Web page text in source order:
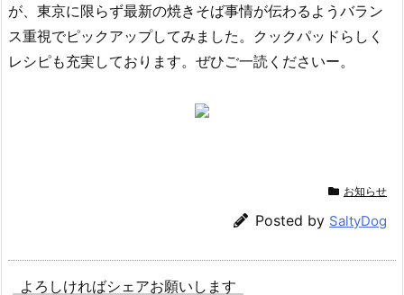
が、東京に限らず最新の焼きそば事情が伝わるようバラン
ス重視でピックアップしてみました。クックパッドらしく
レシピも充実しております。ぜひご一読くださいー。
お知らせ
Posted by SaltyDog
よろしければシェアお願いします